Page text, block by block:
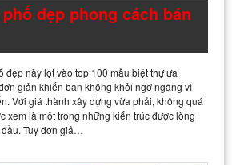
đẹp phong cách bán
đẹp này lọt vào top 100 mẫu biệt thự ưa
giản khiến bạn không khỏi ngỡ ngàng vì
Với giá thành xây dựng vừa phải, không quá
xem là một trong những kiến trúc được lòng
Tuy đơn giả…